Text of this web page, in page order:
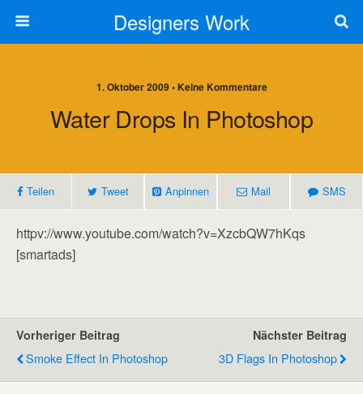
Designers Work
1. Oktober 2009 • Keine Kommentare
Water Drops In Photoshop
Teilen Tweet Anpinnen Mail SMS
httpv://www.youtube.com/watch?v=XzcbQW7hKqs
[smartads]
Vorheriger Beitrag
Smoke Effect In Photoshop
Nächster Beitrag
3D Flags In Photoshop